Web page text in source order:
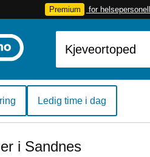
Premium for helsepersonell
Ledig time i dag
i Sandnes